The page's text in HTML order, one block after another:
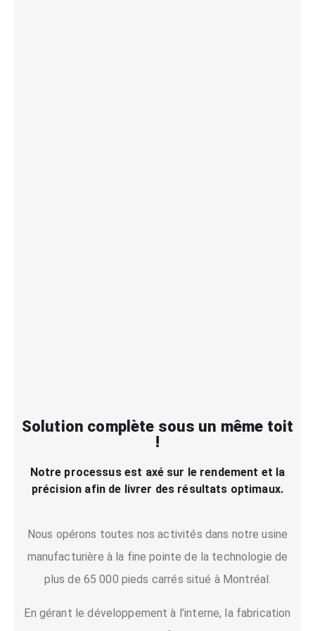
Solution complète sous un même toit
!
Notre processus est axé sur le rendement et la
précision afin de livrer des résultats optimaux.
Nous opérons toutes nos activités dans notre usine
manufacturière à la fine pointe de la technologie de
plus de 65 000 pieds carrés situé à Montréal.
En gérant le développement à l’interne, la fabrication